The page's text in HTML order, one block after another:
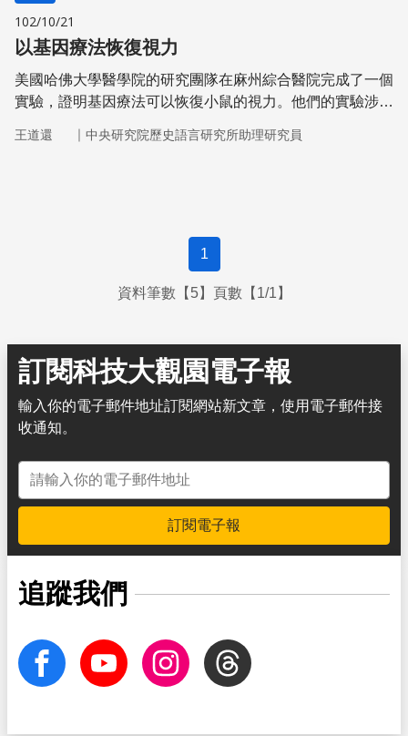
102/10/21
以基因療法恢復視力
美國哈佛大學醫學院的研究團隊在麻州綜合醫院完成了一個
實驗，證明基因療法可以恢復小鼠的視力。他們的實驗涉及
現。
王道還 ｜ 中央研究院歷史語言研究所助理研究員
1
資料筆數【5】頁數【1/1】
訂閱科技大觀園電子報
輸入你的電子郵件地址訂閱網站新文章，使用電子郵件接
收通知。
電子郵件地址
訂閱電子報
追蹤我們
facebook Youtube InstagramThreads